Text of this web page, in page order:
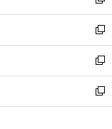
開
く
ウ
で
開
く
ウ
ィ
ン
ド
ウ
で
開
し
い
ウ
ィ
ン
ド
ウ
新
し
い
ウ
ィ
ン
新
し
い
ウ
新
し